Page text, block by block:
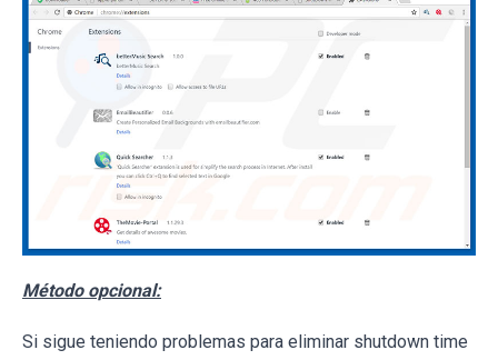
Método opcional:
Si sigue teniendo problemas para eliminar shutdown time